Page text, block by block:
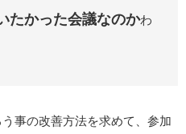
たかった会議なのかわ
事の改善方法を求めて、参加